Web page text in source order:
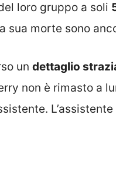
loro gruppo a soli
sua morte sono
un dettaglio
non è rimasto a